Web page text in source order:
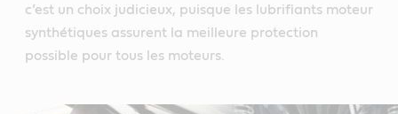
c’est un choix judicieux, puisque les lubrifiants moteur
synthétiques assurent la meilleure protection
possible pour tous les moteurs.